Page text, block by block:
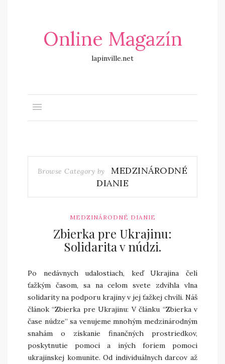
Online Magazín
lapinville.net
Browse Category by
MEDZINÁRODNÉ
DIANIE
MEDZINÁRODNÉ DIANIE
Zbierka pre Ukrajinu:
Solidarita v núdzi.
Po nedávnych udalostiach, keď Ukrajina čelí
ťažkým časom, sa na celom svete zdvihla vlna
solidarity na podporu krajiny v jej ťažkej chvíli. Náš
článok “Zbierka pre Ukrajinu: V článku “Zbierka v
čase núdze” sa venujeme mnohým medzinárodným
snahám o získanie finančných prostriedkov,
poskytnutie pomoci a iných foriem pomoci
ukrajinskej komunite. Od individuálnych darcov až